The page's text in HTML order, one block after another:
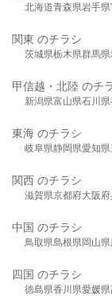
北海道青森県岩手県
関東 のチラシ
茨城県栃木県群馬県
甲信越・北陸 のチ
新潟県富山県石川県
東海 のチラシ
岐阜県静岡県愛知県
関西 のチラシ
滋賀県京都府大阪府
中国 のチラシ
鳥取県島根県岡山県
四国 のチラシ
徳島県香川県愛媛県